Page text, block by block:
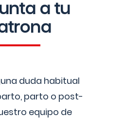
a tu
duda habitual
parto o post-
equipo de